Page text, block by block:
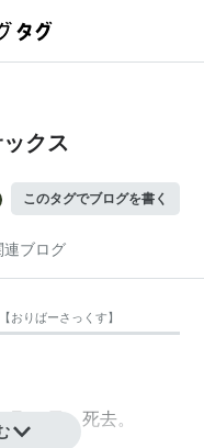
クス
このタグでブログを書く
連ブログ
【おりばーさっくす】
30日、死去。